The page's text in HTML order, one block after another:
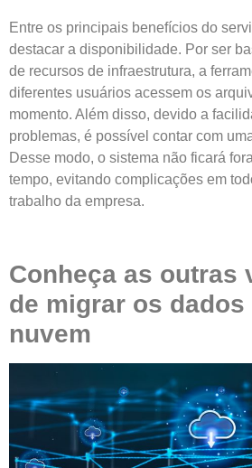
Entre os principais benefícios do
destacar a disponibilidade. Por ser
de recursos de infraestrutura, a
diferentes usuários acessem os
momento. Além disso, devido a
problemas, é possível contar com
Desse modo, o sistema não ficará
tempo, evitando complicações em
trabalho da empresa.
Conheça as outras
de migrar os dados
nuvem